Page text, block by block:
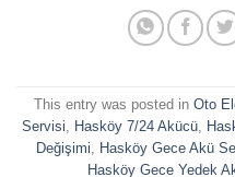
This entry was posted in Oto
Servisi, Hasköy 7/24 Akücü,
Değişimi, Hasköy Gece Akü
Hasköy Gece Yedek